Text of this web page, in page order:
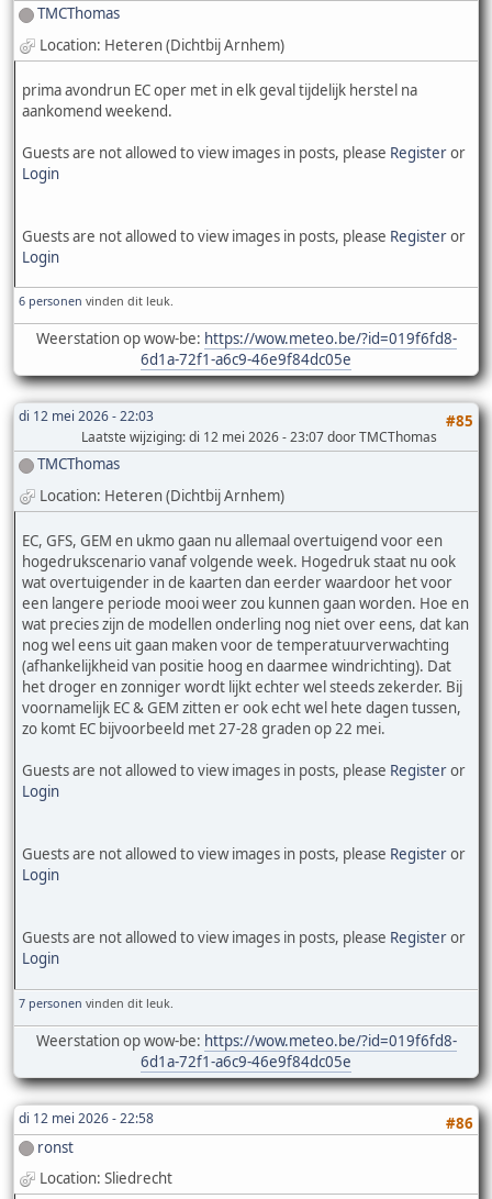
TMCThomas
Location: Heteren (Dichtbij Arnhem)
prima avondrun EC oper met in elk geval tijdelijk herstel na
aankomend weekend.
Guests are not allowed to view images in posts, please Registeror
Login
Guests are not allowed to view images in posts, please Registeror
Login
6 personen vinden dit leuk.
Weerstation op wow-be: https://wow.meteo.be/?id=019f6fd8-
6d1a-72f1-a6c9-46e9f84dc05e
di 12 mei 2026 - 22:03 #85
Laatste wijziging: di 12 mei 2026 - 23:07 door TMCThomas
TMCThomas
Location: Heteren (Dichtbij Arnhem)
EC, GFS, GEM en ukmo gaan nu allemaal overtuigend voor een
hogedrukscenario vanaf volgende week. Hogedruk staat nu ook
wat overtuigender in de kaarten dan eerder waardoor het voor
een langere periode mooi weer zou kunnen gaan worden. Hoe en
wat precies zijn de modellen onderling nog niet over eens, dat kan
nog wel eens uit gaan maken voor de temperatuurverwachting
(afhankelijkheid van positie hoog en daarmee windrichting). Dat
het droger en zonniger wordt lijkt echter wel steeds zekerder. Bij
voornamelijk EC & GEM zitten er ook echt wel hete dagen tussen,
zo komt EC bijvoorbeeld met 27-28 graden op 22 mei.
Guests are not allowed to view images in posts, please Registeror
Login
Guests are not allowed to view images in posts, please Registeror
Login
Guests are not allowed to view images in posts, please Registeror
Login
7 personen vinden dit leuk.
Weerstation op wow-be: https://wow.meteo.be/?id=019f6fd8-
6d1a-72f1-a6c9-46e9f84dc05e
di 12 mei 2026 - 22:58
#86
ronst
Location: Sliedrecht